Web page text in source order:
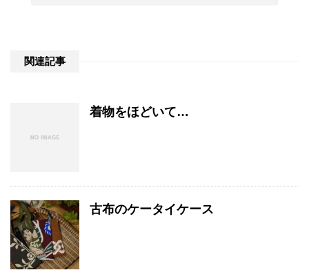
関連記事
着物をほどいて…
古布のケータイケース